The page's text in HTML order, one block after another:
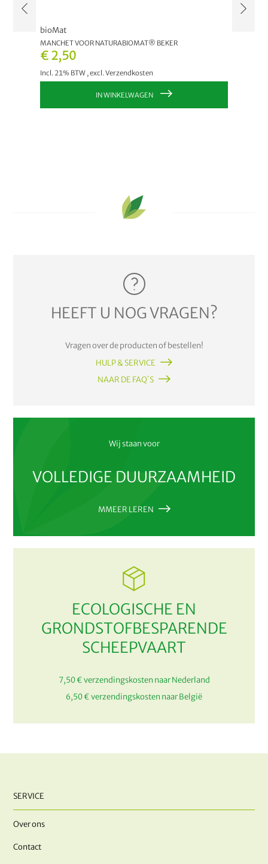
€ 2,50
Incl. 21% BTW ,excl.Verzendkosten
bioMat
MANCHET VOOR NATURABIOMAT® BEKER
IN WINKELWAGEN
HEEFT U NOG VRAGEN?
Vragen over de producten of bestellen!
HULP & SERVICE
NAAR DE FAQ´S
Wij staan voor
VOLLEDIGE DUURZAAMHEID
MMEER LEREN
ECOLOGISCHE EN
GRONDSTOFBESPARENDE
SCHEEPVAART
7,50 € verzendingskosten naar Nederland
6,50 € verzendingskosten naar België
SERVICE
Over ons
Contact